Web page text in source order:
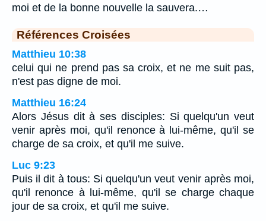
moi et de la bonne nouvelle la sauvera.…
Références Croisées
Matthieu 10:38
celui qui ne prend pas sa croix, et ne me suit pas,
n'est pas digne de moi.
Matthieu 16:24
Alors Jésus dit à ses disciples: Si quelqu'un veut
venir après moi, qu'il renonce à lui-même, qu'il se
charge de sa croix, et qu'il me suive.
Luc 9:23
Puis il dit à tous: Si quelqu'un veut venir après moi,
qu'il renonce à lui-même, qu'il se charge chaque
jour de sa croix, et qu'il me suive.